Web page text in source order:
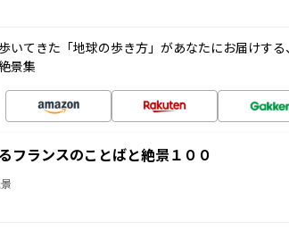
いてきた「地球の歩き方」があなたにお届けす
景集
フランスのことばと絶景１００